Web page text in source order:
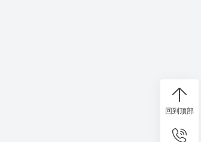
回到顶部